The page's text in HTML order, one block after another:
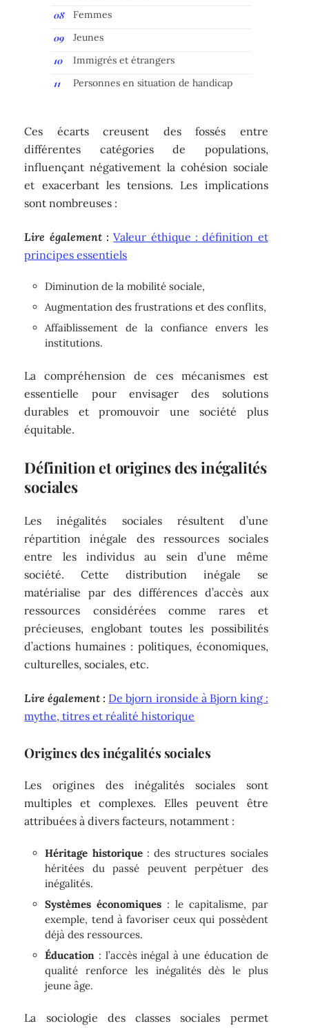
Femmes
Jeunes
Immigrés et étrangers
Personnes en situation de handicap
Ces écarts creusent des fossés entre
différentes catégories de populations,
influençant négativement la cohésion sociale
et exacerbant les tensions. Les implications
sont nombreuses :
Lire également : Valeur éthique : définition et
principes essentiels
Diminution de la mobilité sociale,
Augmentation des frustrations et des conflits,
Affaiblissement de la confiance envers les
institutions.
La compréhension de ces mécanismes est
essentielle pour envisager des solutions
durables et promouvoir une société plus
équitable.
Définition et origines des inégalités
sociales
Les inégalités sociales résultent d’une
répartition inégale des ressources sociales
entre les individus au sein d’une même
société. Cette distribution inégale se
matérialise par des différences d’accès aux
ressources considérées comme rares et
précieuses, englobant toutes les possibilités
d’actions humaines : politiques, économiques,
culturelles, sociales, etc.
Lire également : De bjorn ironside à Bjorn king :
mythe, titres et réalité historique
Origines des inégalités sociales
Les origines des inégalités sociales sont
multiples et complexes. Elles peuvent être
attribuées à divers facteurs, notamment :
Héritage historique: des structures sociales
héritées du passé peuvent perpétuer des
inégalités.
Systèmes économiques : le capitalisme, par
exemple, tend à favoriser ceux qui possèdent
déjà des ressources.
Éducation : l’accès inégal à une éducation de
qualité renforce les inégalités dès le plus
jeune âge.
La sociologie des classes sociales permet